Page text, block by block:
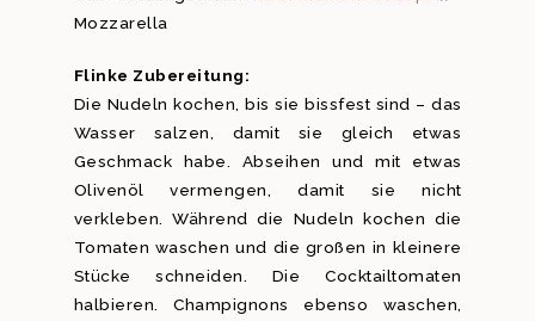
Mozzarella
Flinke Zubereitung:
Die Nudeln kochen, bis sie bissfest sind – das
Wasser salzen, damit sie gleich etwas
Geschmack habe. Abseihen und mit etwas
Olivenöl vermengen, damit sie nicht
verkleben. Während die Nudeln kochen die
Tomaten waschen und die großen in kleinere
Stücke schneiden. Die Cocktailtomaten
halbieren. Champignons ebenso waschen,